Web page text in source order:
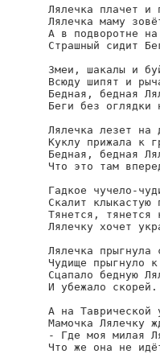
Лялечка плачет и
Лялечка маму
А в подворотне на
Страшный сидит
Змеи, шакалы и
Всюду шипят и
Бедная, бедная
Беги без оглядки
Лялечка лезет на
Куклу прижала к
Бедная, бедная
Что это там
Гадкое чучело-
Скалит клыкастую
Тянется, тянется
Лялечку хочет
Лялечка прыгнула
Чудище прыгнуло
Сцапало бедную
И убежало скорей.
А на Таврической
Мамочка Лялечку
- Где моя милая
Что же она не